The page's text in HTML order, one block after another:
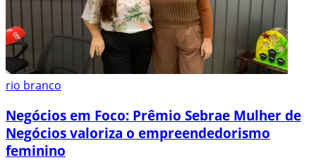
rio branco
Negócios em Foco: Prêmio Sebrae Mulher de
Negócios valoriza o empreendedorismo
feminino